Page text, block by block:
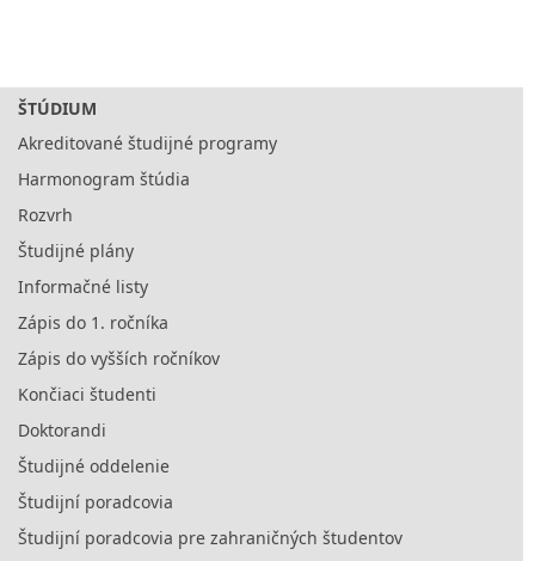
ŠTÚDIUM
Akreditované študijné programy
Harmonogram štúdia
Rozvrh
Študijné plány
Informačné listy
Zápis do 1. ročníka
Zápis do vyšších ročníkov
Končiaci študenti
Doktorandi
Študijné oddelenie
Študijní poradcovia
Študijní poradcovia pre zahraničných študentov